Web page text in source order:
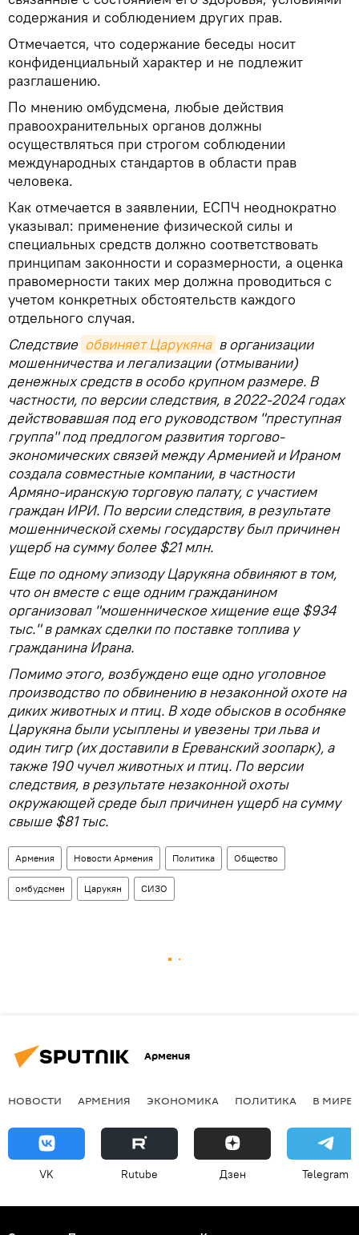
содержания и соблюдением других прав.
Отмечается, что содержание беседы носит
конфиденциальный характер и не подлежит
разглашению.
По мнению омбудсмена, любые действия
правоохранительных органов должны
осуществляться при строгом соблюдении
международных стандартов в области прав
человека.
Как отмечается в заявлении, ЕСПЧ неоднократно
указывал: применение физической силы и
специальных средств должно соответствовать
принципам законности и соразмерности, а оценка
правомерности таких мер должна проводиться с
учетом конкретных обстоятельств каждого
отдельного случая.
Следствие обвиняет Царукяна в организации
мошенничества и легализации (отмывании)
денежных средств в особо крупном размере. В
частности, по версии следствия, в 2022-2024 годах
действовавшая под его руководством "преступная
группа" под предлогом развития торгово-
экономических связей между Арменией и Ираном
создала совместные компании, в частности
Армяно-иранскую торговую палату, с участием
граждан ИРИ. По версии следствия, в результате
мошеннической схемы государству был причинен
ущерб на сумму более $21 млн.
Еще по одному эпизоду Царукяна обвиняют в том,
что он вместе с еще одним гражданином
организовал "мошенническое хищение еще $934
тыс." в рамках сделки по поставке топлива у
гражданина Ирана.
Помимо этого, возбуждено еще одно уголовное
производство по обвинению в незаконной охоте на
диких животных и птиц. В ходе обысков в особняке
Царукяна были усыплены и увезены три льва и
один тигр (их доставили в Ереванский зоопарк), а
также 190 чучел животных и птиц. По версии
следствия, в результате незаконной охоты
окружающей среде был причинен ущерб на сумму
свыше $81 тыс.
Армения Новости Армения Политика Общество
омбудсмен Царукян СИЗО
Армения
НОВОСТИ АРМЕНИЯ ЭКОНОМИКА ПОЛИТИКА В МИРЕ
VK Rutube Дзен Telegram